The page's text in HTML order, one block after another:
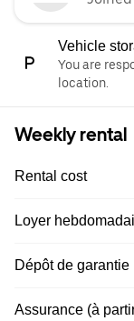
Vehicle
You are
location.
Weekly rental
Rental cost
Loyer
Dépôt de garantie
Assurance (à